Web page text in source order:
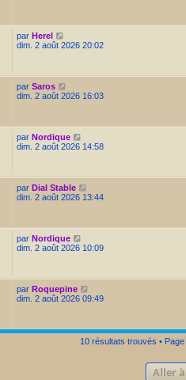
par Herel
dim. 2 août 2026 20:02
par Saros
dim. 2 août 2026 16:03
par Nordique
dim. 2 août 2026 14:58
par Dial Stable
dim. 2 août 2026 13:44
par Nordique
dim. 2 août 2026 10:09
par Roquepine
dim. 2 août 2026 09:49
10 résultats trouvés • Page
Aller à